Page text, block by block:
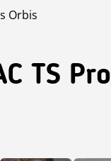
Orbis
TS Pro